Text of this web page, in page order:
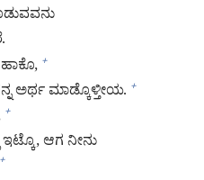
+
ಅರ್ಥ ಮಾಡ್ಕೊಳ್ತೀಯ. +
+
ಆಗ ನೀನು
+